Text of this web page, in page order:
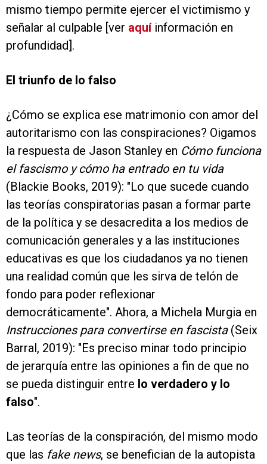
mismo tiempo permite ejercer el victimismo y
señalar al culpable [ver aquíinformación en
profundidad].
El triunfo de lo falso
¿Cómo se explica ese matrimonio con amor del
autoritarismo con las conspiraciones? Oigamos
la respuesta de Jason Stanley en Cómo funciona
el fascismo y cómo ha entrado en tu vida
(Blackie Books, 2019): "Lo que sucede cuando
las teorías conspiratorias pasan a formar parte
de la política y se desacredita a los medios de
comunicación generales y a las instituciones
educativas es que los ciudadanos ya no tienen
una realidad común que les sirva de telón de
fondo para poder reflexionar
democráticamente". Ahora, a Michela Murgia en
Instrucciones para convertirse en fascista (Seix
Barral, 2019): "Es preciso minar todo principio
de jerarquía entre las opiniones a fin de que no
se pueda distinguir entre lo verdadero y lo
falso".
Las teorías de la conspiración, del mismo modo
que las fake news, se benefician de la autopista